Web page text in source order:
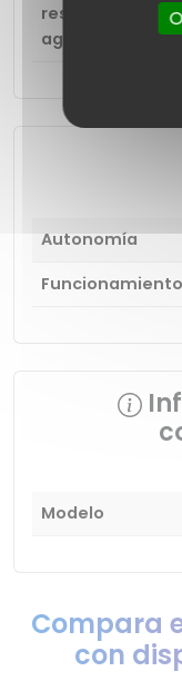
resistencia al
agua
Autonomía
Modelo
Compara
con